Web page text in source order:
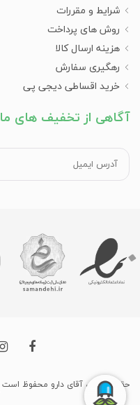
شرایط و مقررات
روش های پرداخت
هزینه ارسال کالا
رهگیری سفارش
خرید اقساطی دیجی پی
آگاهی از تخفیف های ما
حق نشر برای آقای دارو محفوظ است